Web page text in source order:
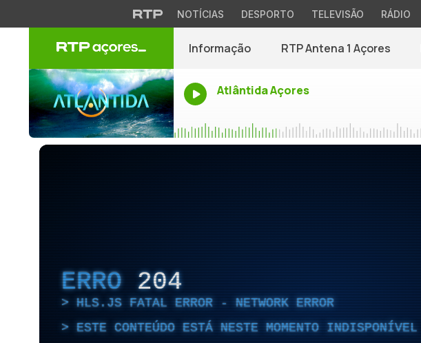
NOTÍCIAS DESPORTO TELEVISÃO RÁDIO
Informação RTP Antena 1 Açores
Atlântida Açores
ERRO 204
HLS.JS FATAL ERROR - NETWORK ERROR
ESTE CONTEÚDO ESTÁ NESTE MOMENTO INDISPONÍVEL